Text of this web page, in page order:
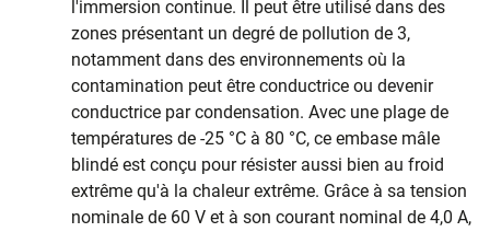
l'immersion continue. Il peut être utilisé dans des
zones présentant un degré de pollution de 3,
notamment dans des environnements où la
contamination peut être conductrice ou devenir
conductrice par condensation. Avec une plage de
températures de -25 °C à 80 °C, ce embase mâle
blindé est conçu pour résister aussi bien au froid
extrême qu'à la chaleur extrême. Grâce à sa tension
nominale de 60 V et à son courant nominal de 4,0 A,